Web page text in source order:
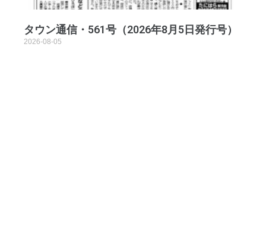
タウン通信・561号（2026年8月5日発行号）
2026-08-05